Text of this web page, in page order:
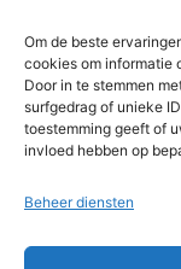
Om de beste
cookies om informatie
Door in te stemmen
surfgedrag of unieke
toestemming geeft of
invloed hebben op
Beheer diensten